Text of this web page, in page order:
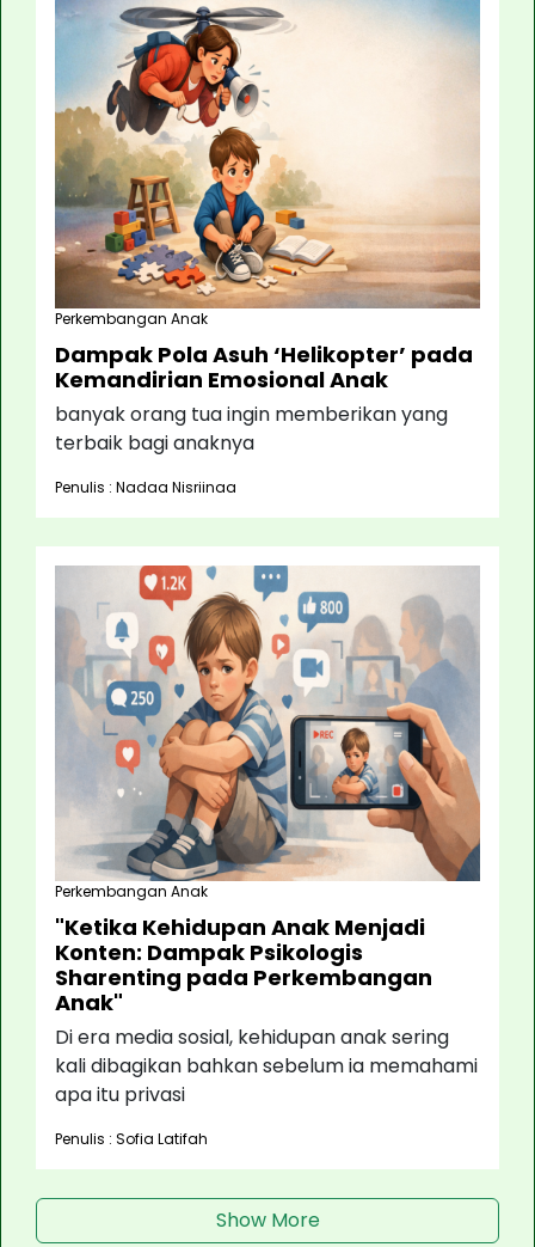
Perkembangan Anak
Dampak Pola Asuh ‘Helikopter’ pada
Kemandirian Emosional Anak
banyak orang tua ingin memberikan yang
terbaik bagi anaknya
Penulis : Nadaa Nisriinaa
Perkembangan Anak
"Ketika Kehidupan Anak Menjadi
Konten: Dampak Psikologis
Sharenting pada Perkembangan
Anak"
Di era media sosial, kehidupan anak sering
kali dibagikan bahkan sebelum ia memahami
apa itu privasi
Penulis : Sofia Latifah
Show More